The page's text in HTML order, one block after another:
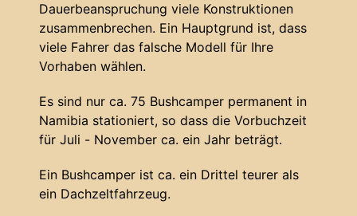
Dauerbeanspruchung viele Konstruktionen
zusammenbrechen. Ein Hauptgrund ist, dass
viele Fahrer das falsche Modell für Ihre
Vorhaben wählen.
Es sind nur ca. 75 Bushcamper permanent in
Namibia stationiert, so dass die Vorbuchzeit
für Juli - November ca. ein Jahr beträgt.
Ein Bushcamper ist ca. ein Drittel teurer als
ein Dachzeltfahrzeug.